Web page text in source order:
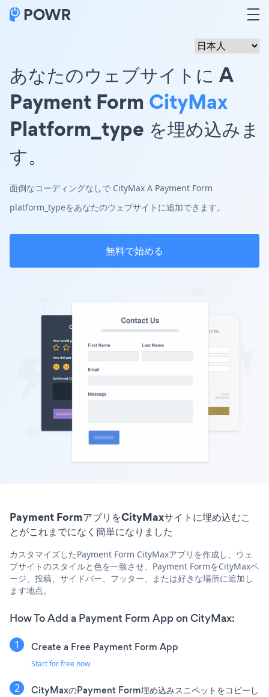
あなたのウェブサイトに A
Payment Form CityMax
Platform_type を埋め込みま
す。
面倒なコーディングなしで CityMax A Payment Form
platform_typeをあなたのウェブサイトに追加できます。
無料で始める
Payment FormアプリをCityMaxサイトに埋め込むこ
とがこれまでになく簡単になりました
カスタマイズしたPayment Form CityMaxアプリを作成し、ウェ
ブサイトのスタイルと色を一致させ、Payment FormをCityMaxペ
ージ、投稿、サイドバー、フッター、または好きな場所に追加し
ます地点。
How To Add a Payment Form App on CityMax:
Create a Free Payment Form App
Start for free now
CityMaxのPayment Form埋め込みスニペットをコピーし